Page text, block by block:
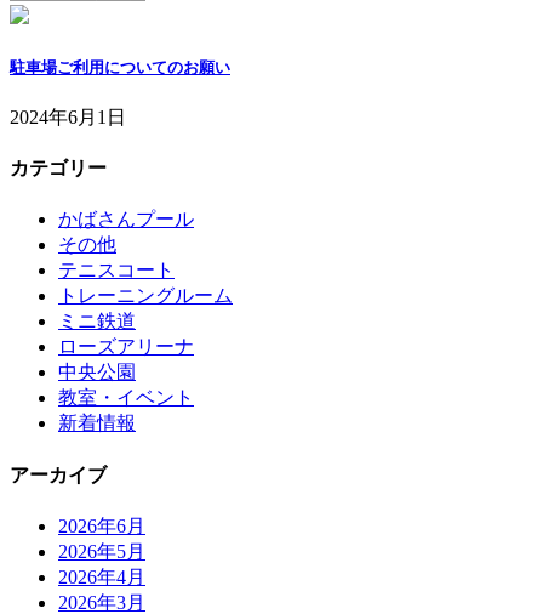
駐車場ご利用についてのお願い
2024年6月1日
カテゴリー
かばさんプール
その他
テニスコート
トレーニングルーム
ミニ鉄道
ローズアリーナ
中央公園
教室・イベント
新着情報
アーカイブ
2026年6月
2026年5月
2026年4月
2026年3月